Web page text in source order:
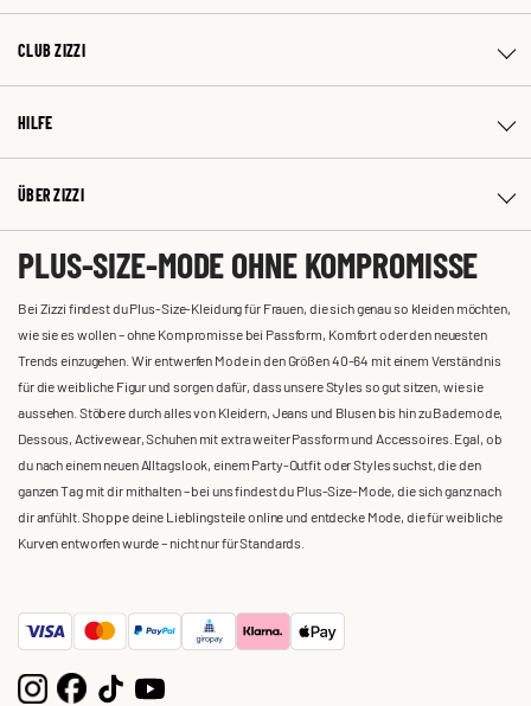
CLUB ZIZZI
HILFE
ÜBER ZIZZI
PLUS-SIZE-MODE OHNE KOMPROMISSE
Bei Zizzi findest du Plus-Size-Kleidung für Frauen, die sich genau so kleiden möchten,
wie sie es wollen – ohne Kompromisse bei Passform, Komfort oder den neuesten
Trends einzugehen. Wir entwerfen Mode in den Größen 40-64 mit einem Verständnis
für die weibliche Figur und sorgen dafür, dass unsere Styles so gut sitzen, wie sie
aussehen. Stöbere durch alles von Kleidern, Jeans und Blusen bis hin zu Bademode,
Dessous, Activewear, Schuhen mit extra weiter Passform und Accessoires. Egal, ob
du nach einem neuen Alltagslook, einem Party-Outfit oder Styles suchst, die den
ganzen Tag mit dir mithalten – bei uns findest du Plus-Size-Mode, die sich ganz nach
dir anfühlt. Shoppe deine Lieblingsteile online und entdecke Mode, die für weibliche
Kurven entworfen wurde – nicht nur für Standards.